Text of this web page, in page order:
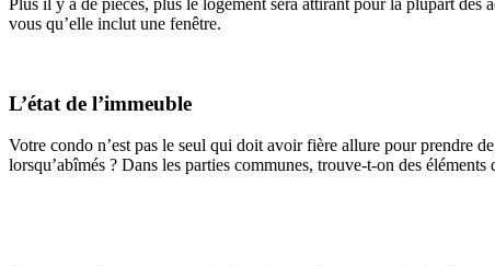
vous qu’elle inclut une fenêtre.
L’état de l’immeuble
Votre condo n’est pas le seul qui doit avoir fière allure pour prendre
lorsqu’abîmés ? Dans les parties communes, trouve-t-on des éléments